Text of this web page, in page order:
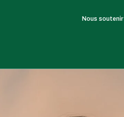
Nous soutenir